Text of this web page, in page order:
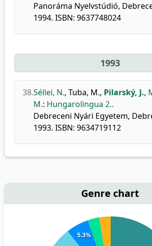
Panoráma Nyelvstúdió,
1994. ISBN: 9637748024
1993
38.Séllei, N., Tuba, M., Pilarský, J.,
M.: Hungarolingua 2..
Debreceni Nyári Egyetem,
1993. ISBN: 9634719112
Genre chart
5.3%